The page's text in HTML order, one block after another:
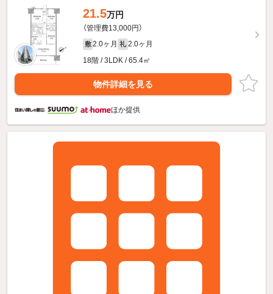
21.5万円
（管理費13,000円）
敷 2.0ヶ月 礼 2.0ヶ月
18階 / 3LDK / 65.4㎡
物件詳細を見る
ほか提供